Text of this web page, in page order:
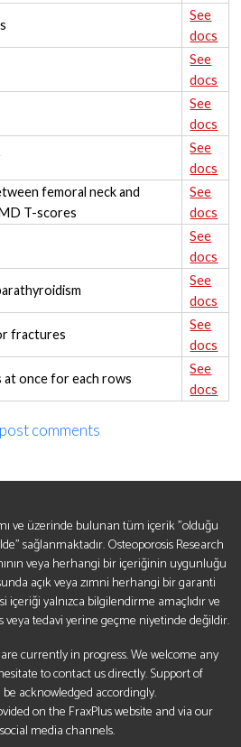
See
docs
See
docs
See
docs
See
docs
femoral neck and
T-scores
See
docs
See
docs
See
docs
fractures
See
docs
at once for each rows
See
docs
comments
ve üzerinde bulunan tüm içerik "olduğu
sağlanmaktadır. Osteoporosis Research
veya herhangi bir içeriğinin uygunluğu
açık veya zımni herhangi bir garanti
içeriği yalnızca bilgilendirme amaçlıdır ve
veya tedavi yerine geçme niyetinde değildir.
currently in progress. We welcome any
to contact us directly. Support of
acknowledged accordingly.
on the FraxPlus website and via our
media channels.